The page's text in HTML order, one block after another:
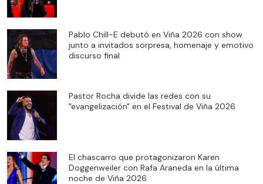
Pablo Chill-E debutó en Viña 2026 con show
junto a invitados sorpresa, homenaje y emotivo
discurso final
Pastor Rocha divide las redes con su
"evangelización" en el Festival de Viña 2026
El chascarro que protagonizaron Karen
Doggenweiler con Rafa Araneda en la última
noche de Viña 2026